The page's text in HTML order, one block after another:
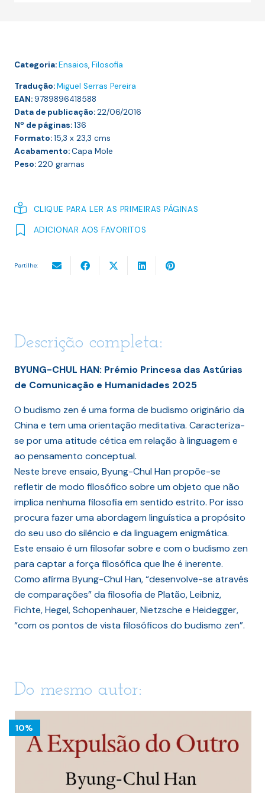
Categoria:Ensaios, Filosofia
Tradução:Miguel Serras Pereira
EAN:9789896418588
Data de publicação:22/06/2016
Nº de páginas:136
Formato:15,3 x 23,3 cms
Acabamento:Capa Mole
Peso:220 gramas
CLIQUE PARA LER AS PRIMEIRAS PÁGINAS
ADICIONAR AOS FAVORITOS
Partilhe:
Descrição completa:
BYUNG-CHUL HAN: Prémio Princesa das Astúrias
de Comunicação e Humanidades 2025
O budismo zen é uma forma de budismo originário da
China e tem uma orientação meditativa. Caracteriza-
se por uma atitude cética em relação à linguagem e
ao pensamento conceptual.
Neste breve ensaio, Byung-Chul Han propõe-se
refletir de modo filosófico sobre um objeto que não
implica nenhuma filosofia em sentido estrito. Por isso
procura fazer uma abordagem linguística a propósito
do seu uso do silêncio e da linguagem enigmática.
Este ensaio é um filosofar sobre e com o budismo zen
para captar a força filosófica que lhe é inerente.
Como afirma Byung-Chul Han, “desenvolve-se através
de comparações” da filosofia de Platão, Leibniz,
Fichte, Hegel, Schopenhauer, Nietzsche e Heidegger,
“com os pontos de vista filosóficos do budismo zen”.
Do mesmo autor:
10%